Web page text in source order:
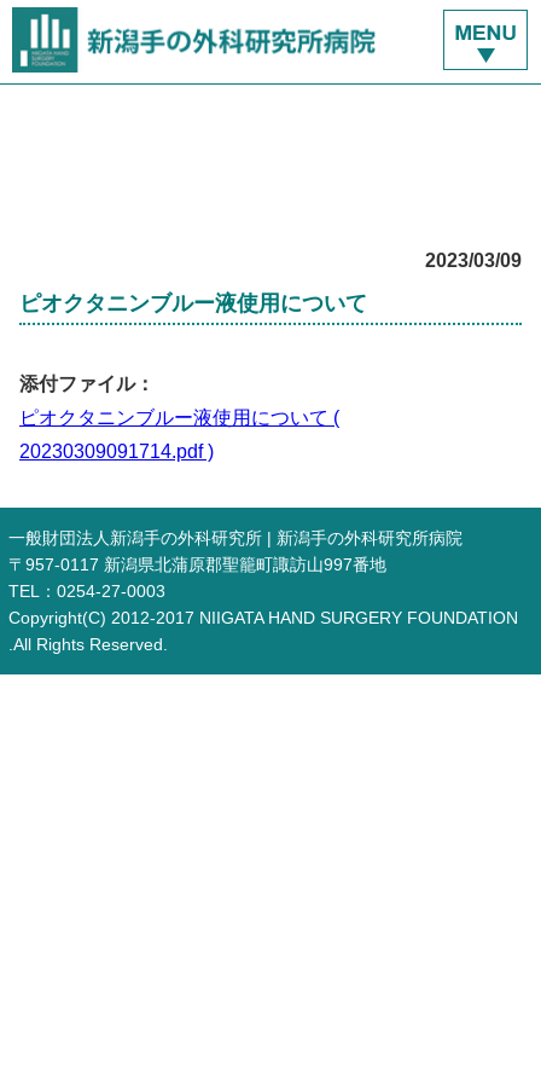
2023/03/09
ピオクタニンブルー液使用について
添付ファイル：
ピオクタニンブルー液使用について (
20230309091714.pdf )
一般財団法人新潟手の外科研究所 | 新潟手の外科研究所病院
〒957-0117 新潟県北蒲原郡聖籠町諏訪山997番地
TEL：0254-27-0003
Copyright(C) 2012-2017 NIIGATA HAND SURGERY FOUNDATION
.All Rights Reserved.